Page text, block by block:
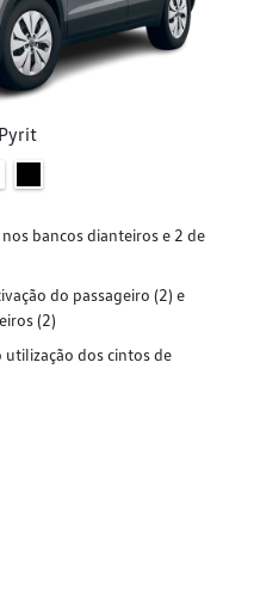
bancos dianteiros e 2 de
do passageiro (2) e
(2)
dos cintos de